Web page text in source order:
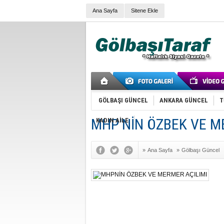
Ana Sayfa Sitene Ekle
GÖLBAŞI GÜNCEL ANKARA GÜNCEL
KADIN AİLE
MHP'NİN ÖZBEK VE
» Ana Sayfa » Gölbaşı Güncel